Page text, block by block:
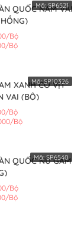
QUỐC NAM VẢI
Bộ
Bộ
Mã:SP6521
XANH CỔ VỊT
VAI (BỘ)
Bộ
Bộ
Mã:SP10326
QUỐC NỮ GẤM
Bộ
Bộ
Mã:SP6540